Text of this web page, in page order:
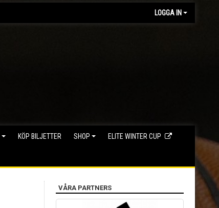
LOGGA IN
KÖP BILJETTER SHOP ELITE WINTER CUP
VÅRA PARTNERS